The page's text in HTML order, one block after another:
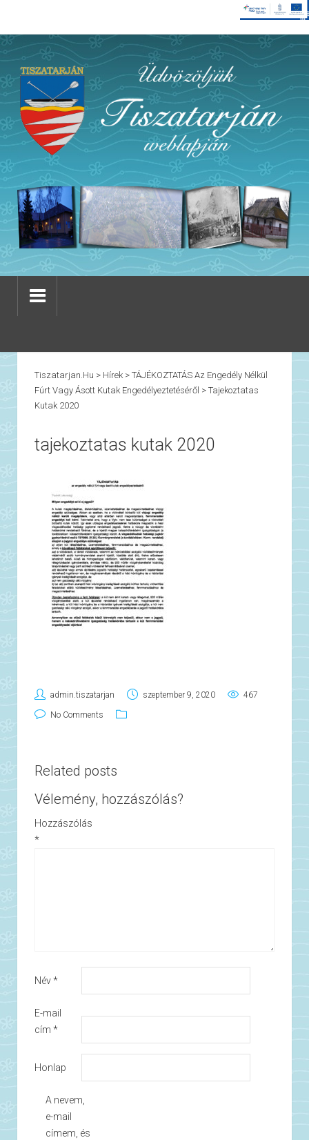
Tiszatarjan.hu > Hírek> TÁJÉKOZTATÁS Az Engedély Nélkül
Fúrt Vagy Ásott Kutak Engedélyeztetéséről > Tajekoztatas
Kutak 2020
tajekoztatas kutak 2020
admin.tiszatarjan szeptember 9, 2020 467
No Comments
Related posts
Vélemény, hozzászólás?
Hozzászólás
*
Név*
E-mail
cím *
Honlap
A nevem,
e-mail
címem, és